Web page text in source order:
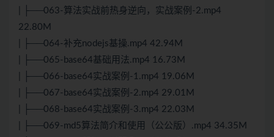
| ├──063-算法实战前热身逆向，实战案例-2.mp4
22.80M
| ├──064-补充nodejs基操.mp4 42.94M
| ├──065-base64基础用法.mp4 16.73M
| ├──066-base64实战案例-1.mp4 19.06M
| ├──067-base64实战案例-2.mp4 29.01M
| ├──068-base64实战案例-3.mp4 22.03M
| ├──069-md5算法简介和使用（公公版）.mp4 34.35M